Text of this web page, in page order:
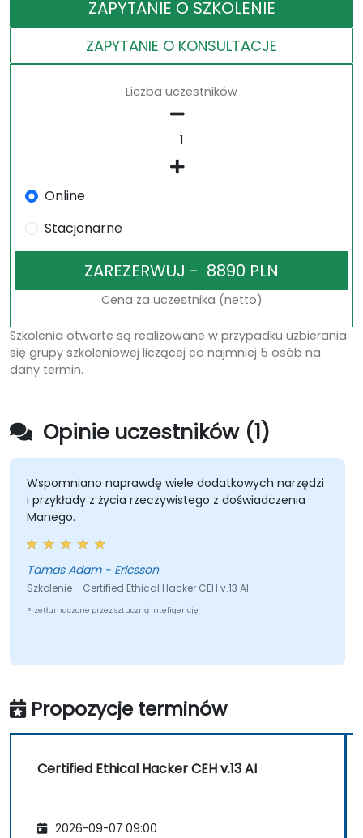
ZAPYTANIE O SZKOLENIE
ZAPYTANIE O KONSULTACJE
Liczba uczestników
Online
Stacjonarne
Cena za uczestnika (netto)
Szkolenia otwarte są realizowane w przypadku uzbierania
się grupy szkoleniowej liczącej co najmniej 5 osób na
dany termin.
Opinie uczestników (1)
Wspomniano naprawdę wiele dodatkowych narzędzi
i przykłady z życia rzeczywistego z doświadczenia
Manego.
Tamas Adam - Ericsson
Szkolenie - Certified Ethical Hacker CEH v.13 AI
Przetłumaczone przez sztuczną inteligencję
Propozycje terminów
Certified Ethical Hacker CEH v.13 AI
2026-09-07 09:00